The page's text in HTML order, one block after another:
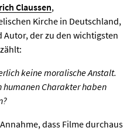
Claussen,
Kirche in Deutschland,
Autor, der zu den wichtigsten
keine moralische Anstalt.
humanen Charakter haben
dass Filme durchaus